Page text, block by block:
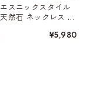
エスニックスタイル
天然石 ネックレス W
¥5,980